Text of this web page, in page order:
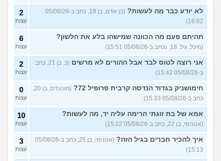
מסאג׳יסט מעורער
(מסאג׳יסט מעורער, בן 26)
4
עצות
אנחנו מקיימים יחסים עם
בגדים וזה לא מפריע לבעלי,
מה לעשות?
(דיאנה, בת 42)
5
עצות
מחזור לאחר כמה שעות, זה
בטוח?
(שלומי, בן 21)
9
עצות
נשוי מפנטז על ליידיבויס
(מאטיטיהו, בן 37)
3
עצות
למישהו יש עצה איך לדכא את
החשק המיני?
(יפה, בת 43)
עוד שאלות חדשות במדור
לא יודע כבר מה לעשות?
(בן אדם, בן 18, כתב ב-05/08/26
16:02)
2
עצות
תהיתם פעם מה הכוונה שמישהו בלע את הלשון?
(מיכל, גיל: 18, נכתב ב-05/08/26 15:51)
6
עצות
אני רוצה לטוס לבד אבל ההורים לא מרשים
(כ, בן 21, כתב
ב-05/08/26 15:42)
2
עצות
חימושניק בגדוד הנדסה קרבית פרופיל 72?
(מוהנדס, בן 20,
כתב ב-05/08/26 15:33)
0
עצות
אמא של בת זוגתי הרימה עליה יד, מה לעשות?
(אנונימי, בן 22, כתב ב-05/08/26 15:22)
10
עצות
איך להכיר חברים בגיל הזה?
(אנונימי, בן 25, כתב ב-05/08/26
15:13)
3
עצות